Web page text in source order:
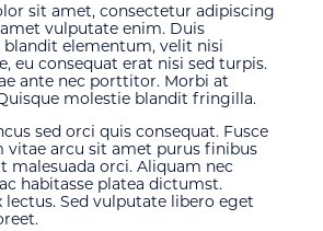
sit amet, consectetur adipiscing
vulputate enim. Duis
elementum, velit nisi
eu consequat erat nisi sed turpis.
ante nec porttitor. Morbi at
molestie blandit fringilla.
sed orci quis consequat. Fusce
vitae arcu sit amet purus finibus
malesuada orci. Aliquam nec
habitasse platea dictumst.
lectus. Sed vulputate libero eget